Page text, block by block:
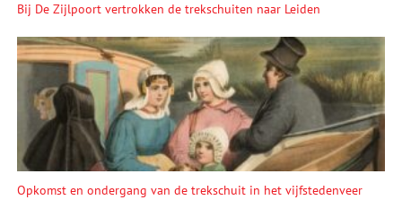
Bij De Zijlpoort vertrokken de trekschuiten naar Leiden
Opkomst en ondergang van de trekschuit in het vijfstedenveer